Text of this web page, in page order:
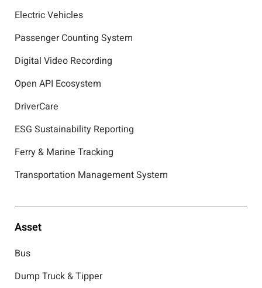
Electric Vehicles
Passenger Counting System
Digital Video Recording
Open API Ecosystem
DriverCare
ESG Sustainability Reporting
Ferry & Marine Tracking
Transportation Management System
Asset
Bus
Dump Truck & Tipper